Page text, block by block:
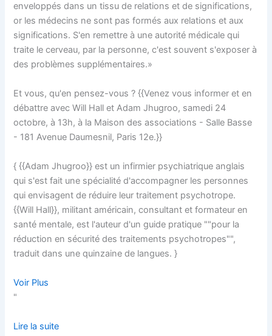
enveloppés dans un tissu de relations et de significations,
or les médecins ne sont pas formés aux relations et aux
significations. S'en remettre à une autorité médicale qui
traite le cerveau, par la personne, c'est souvent s'exposer à
des problèmes supplémentaires.»
Et vous, qu'en pensez-vous ? {{Venez vous informer et en
débattre avec Will Hall et Adam Jhugroo, samedi 24
octobre, à 13h, à la Maison des associations - Salle Basse
- 181 Avenue Daumesnil, Paris 12e.}}
{ {{Adam Jhugroo}} est un infirmier psychiatrique anglais
qui s'est fait une spécialité d'accompagner les personnes
qui envisagent de réduire leur traitement psychotrope.
{{Will Hall}}, militant américain, consultant et formateur en
santé mentale, est l'auteur d'un guide pratique ""pour la
réduction en sécurité des traitements psychotropes"",
traduit dans une quinzaine de langues. }
Voir Plus
"
Lire la suite